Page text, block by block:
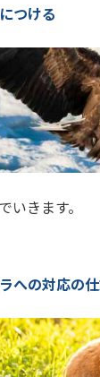
つける
きます。
の対応の仕